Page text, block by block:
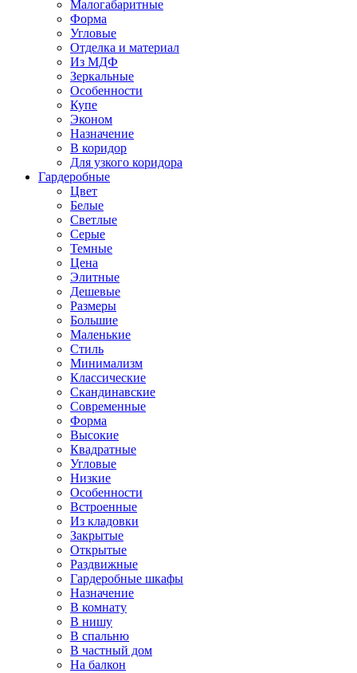
Малогабаритные
Форма
Угловые
Отделка и материал
Из МДФ
Зеркальные
Особенности
Купе
Эконом
Назначение
В коридор
Для узкого коридора
Гардеробные
Цвет
Белые
Светлые
Серые
Темные
Цена
Элитные
Дешевые
Размеры
Большие
Маленькие
Стиль
Минимализм
Классические
Скандинавские
Современные
Форма
Высокие
Квадратные
Угловые
Низкие
Особенности
Встроенные
Из кладовки
Закрытые
Открытые
Раздвижные
Гардеробные шкафы
Назначение
В комнату
В нишу
В спальню
В частный дом
На балкон